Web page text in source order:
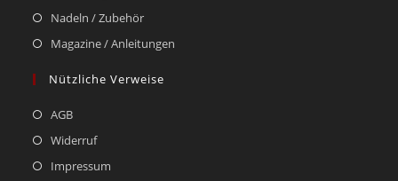
Nadeln / Zubehör
Magazine / Anleitungen
Nützliche Verweise
AGB
Widerruf
Impressum